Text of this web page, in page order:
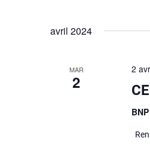
avril 2024
MAR
2
2